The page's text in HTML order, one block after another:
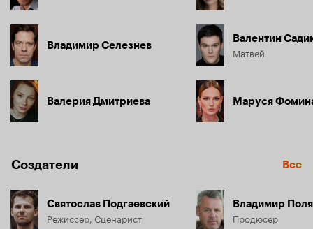
Владимир Селезнев
Валерия Дмитриева
Валентин
Матвей
Маруся
Создатели Все
Святослав Подгаевский
Режиссёр, Сценарист
Владимир
Продюсер